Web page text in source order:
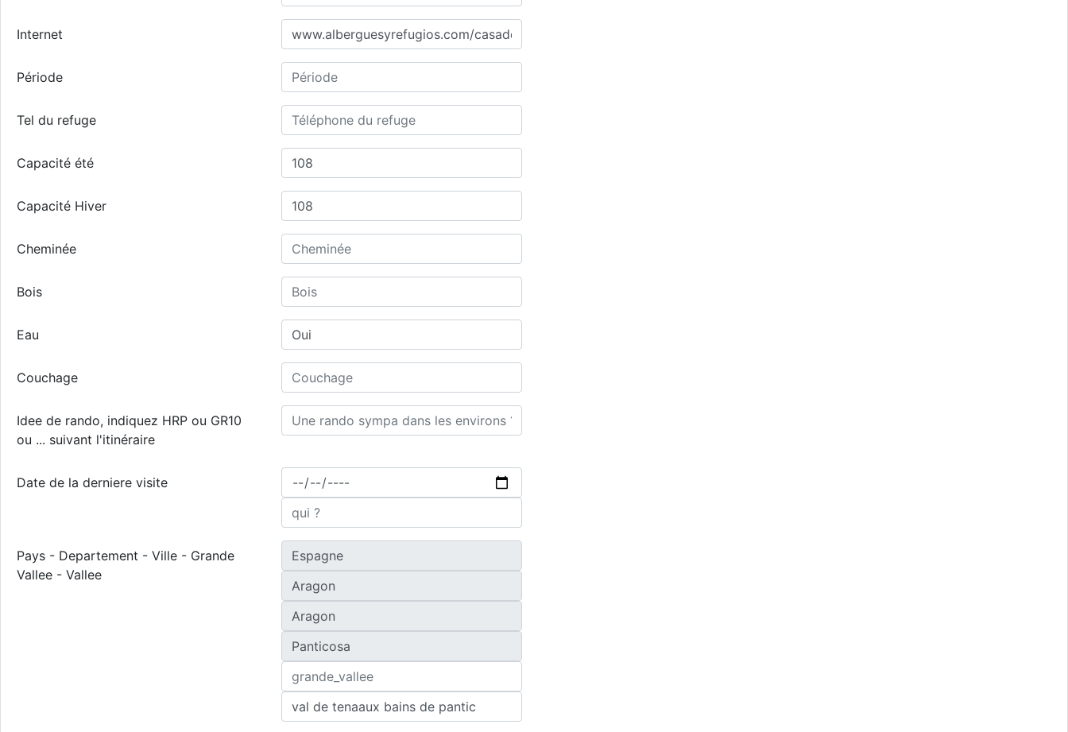
Internet
Période
Tel du refuge
Capacité été
Capacité Hiver
Cheminée
Bois
Eau
Couchage
Idee de rando, indiquez HRP ou GR10
ou ... suivant l'itinéraire
Date de la derniere visite
Pays - Departement - Ville - Grande
Vallee - Vallee